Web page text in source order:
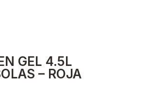
GEL 4.5L
– ROJA